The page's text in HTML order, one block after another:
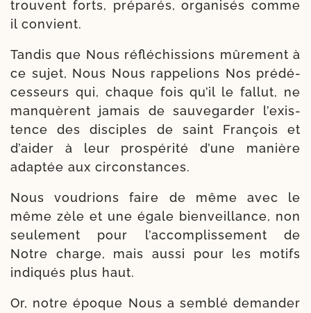
trouvent forts, pré­pa­rés, orga­ni­sés comme
il convient.
Tandis que Nous réflé­chis­sions mûre­ment à
ce sujet, Nous Nous rap­pe­lions Nos pré­dé­
ces­seurs qui, chaque fois qu’il le fal­lut, ne
man­quèrent jamais de sau­ve­gar­der l’exis­
tence des dis­ciples de saint François et
d’ai­der à leur pros­pé­ri­té d’une manière
adap­tée aux circonstances.
Nous vou­drions faire de même avec le
même zèle et une égale bien­veillance, non
seule­ment pour l’ac­com­plis­se­ment de
Notre charge, mais aus­si pour les motifs
indi­qués plus haut.
Or, notre époque Nous a sem­blé deman­der